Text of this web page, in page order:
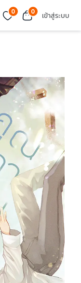
0 0 เข้าสู่ระบบ